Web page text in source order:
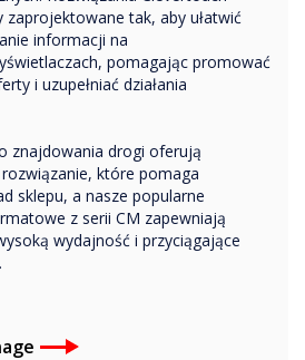
zaprojektowane tak, aby ułatwić
informacji na
pomagając promować
i uzupełniać działania
znajdowania drogi oferują
które pomaga
sklepu, a nasze popularne
z serii CM zapewniają
wydajność i przyciągające